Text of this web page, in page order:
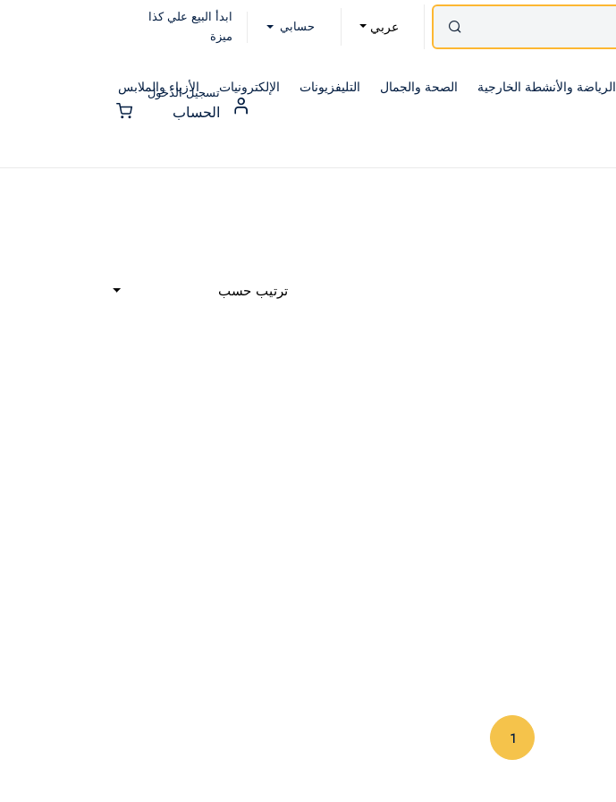
عربي حسابي
ابدأ البيع علي كذا
ميزة
الرياضة والأنشطة الخارجية الصحة والجمال التليفزيونات الإلكترونيات الأزياء والملابس
تسجيل الدخول
الحساب
ترتيب حسب
1